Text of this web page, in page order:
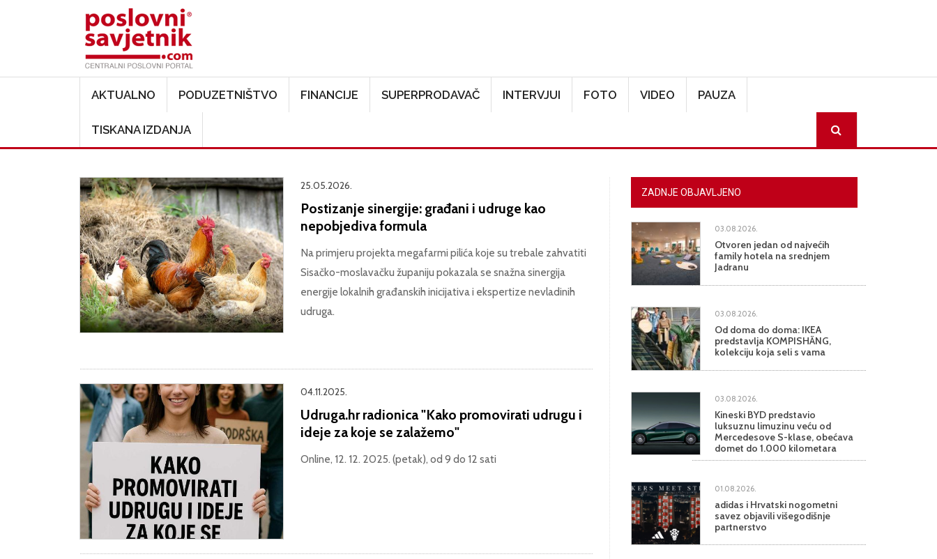
AKTUALNO PODUZETNIŠTVO FINANCIJE SUPERPRODAVAČ INTERVJUI FOTO VIDEO PAUZA
TISKANA IZDANJA
25.05.2026.
Postizanje sinergije: građani i udruge kao
nepobjediva formula
Na primjeru projekta megafarmi pilića koje su trebale zahvatiti
Sisačko-moslavačku županiju pokazala se snažna sinergija
energije lokalnih građanskih inicijativa i ekspertize nevladinih
udruga.
04.11.2025.
Udruga.hr radionica "Kako promovirati udrugu i
ideje za koje se zalažemo"
Online, 12. 12. 2025. (petak), od 9 do 12 sati
ZADNJE OBJAVLJENO
03.08.2026.
Otvoren jedan od najvećih
family hotela na srednjem
Jadranu
03.08.2026.
Od doma do doma: IKEA
predstavlja KOMPISHÄNG,
kolekciju koja seli s vama
03.08.2026.
Kineski BYD predstavio
luksuznu limuzinu veću od
Mercedesove S-klase, obećava
domet do 1.000 kilometara
01.08.2026.
adidas i Hrvatski nogometni
savez objavili višegodišnje
partnerstvo